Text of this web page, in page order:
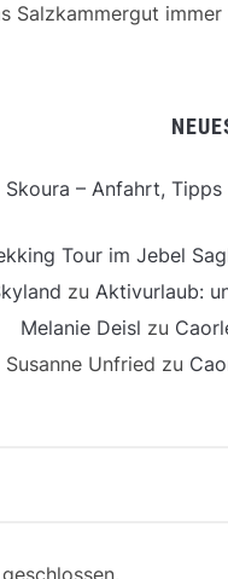
Salzkammergut
– Anfahrt,
Tour im Jebel
zu Aktivurlaub:
Melanie Deisl zu
Susanne Unfried zu